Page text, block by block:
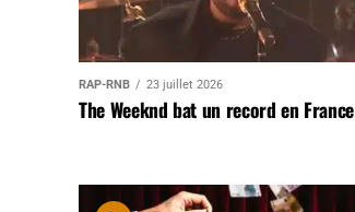
RAP-RNB 23 juillet 2026
The Weeknd bat un record en France